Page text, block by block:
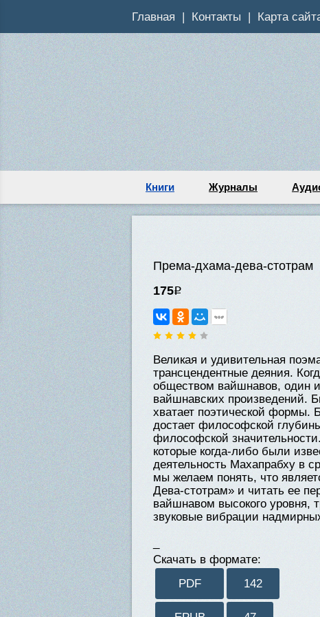
Главная Контакты Карта
Книги Журналы
Према-дхама-дева-стотрам
175Р
Великая и удивительная
трансцендентные деяния.
обществом вайшнавов, один
вайшнавских произведений.
хватает поэтической формы.
достает философской
философской
которые когда-либо были
деятельность Махапрабху в
мы желаем понять, что
Дева-стотрам» и читать ее
вайшнавом высокого уровня,
звуковые вибрации
Скачать в формате:
PDF
142